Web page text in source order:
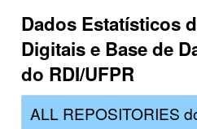
Dados Estatísticos
Digitais e Base de
do RDI/UFPR
ALL REPOSITORIES